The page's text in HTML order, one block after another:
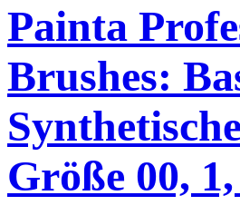
Painta
Brushes:
Größe 00,